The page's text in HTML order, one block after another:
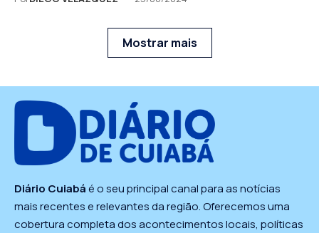
Mostrar mais
Diário Cuiabáé o seu principal canal para as notícias
mais recentes e relevantes da região. Oferecemos uma
cobertura completa dos acontecimentos locais, políticas